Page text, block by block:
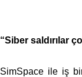
“Siber saldırılar
SimSpace ile iş